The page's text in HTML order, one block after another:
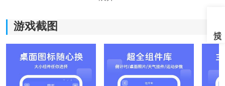
《主题小组件美化应用》软件优势：
游戏截图